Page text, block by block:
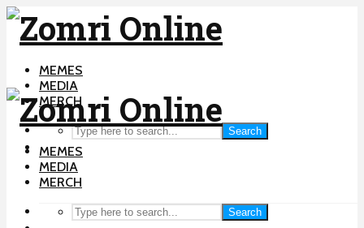
MEMES
MEDIA
MERCH
Search
MEMES
MEDIA
MERCH
Search